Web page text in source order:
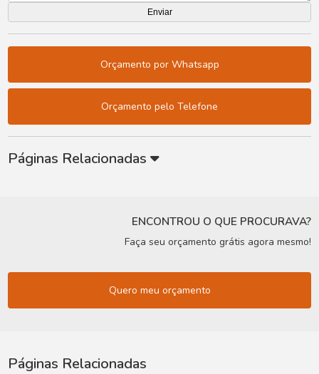
Orçamento por Whatsapp
Orçamento pelo Telefone
Páginas Relacionadas
ENCONTROU O QUE PROCURAVA?
Faça seu orçamento grátis agora mesmo!
Quero meu orçamento
Páginas Relacionadas